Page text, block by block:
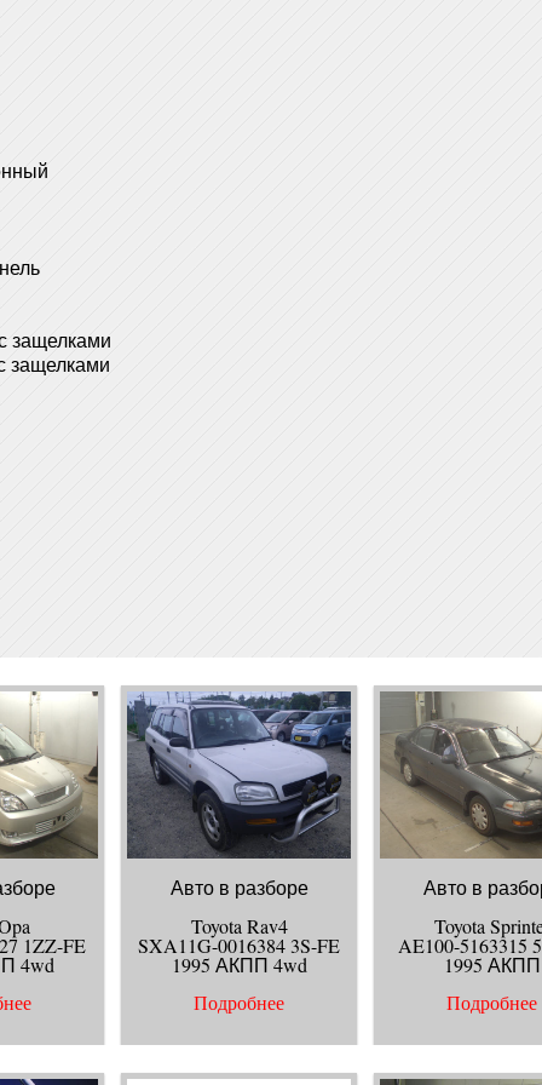
защелками
защелками
1ZZ-FE
4wd
Авто в разборе
Toyota Rav4
SXA11G-0016384 3S-FE
1995 АКПП 4wd
Подробнее
Авто в
Toyota
AE100-5163315
1995 АКПП
Подробнее